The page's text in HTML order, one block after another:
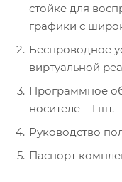
стойке для
графики с
Беспроводное
виртуальной
Программное
носителе – 1 шт.
Руководство
Паспорт